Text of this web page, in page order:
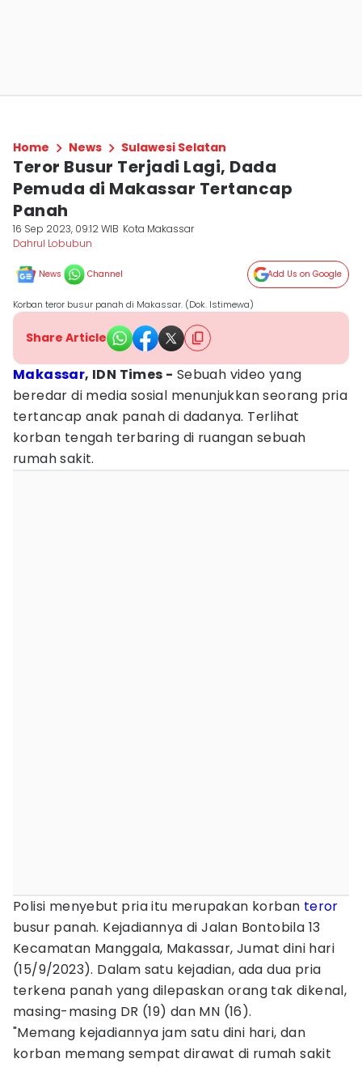
Home News Sulawesi Selatan
Teror Busur Terjadi Lagi, Dada
Pemuda di Makassar Tertancap
Panah
16 Sep 2023, 09:12 WIB Kota Makassar
Dahrul Lobubun
News Channel Add Us on Google
Korban teror busur panah di Makassar. (Dok. Istimewa)
Share Article
Makassar, IDN Times - Sebuah video yang
beredar di media sosial menunjukkan seorang pria
tertancap anak panah di dadanya. Terlihat
korban tengah terbaring di ruangan sebuah
rumah sakit.
Polisi menyebut pria itu merupakan korban teror
busur panah. Kejadiannya di Jalan Bontobila 13
Kecamatan Manggala, Makassar, Jumat dini hari
(15/9/2023). Dalam satu kejadian, ada dua pria
terkena panah yang dilepaskan orang tak dikenal,
masing-masing DR (19) dan MN (16).
"Memang kejadiannya jam satu dini hari, dan
korban memang sempat dirawat di rumah sakit